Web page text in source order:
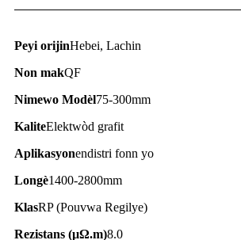
Peyi orijinHebei, Lachin
Non makQF
Nimewo Modèl75-300mm
KaliteElektwòd grafit
Aplikasyonendistri fonn yo
Longè1400-2800mm
KlasRP (Pouvwa Regilye)
Rezistans (μΩ.m)8.0